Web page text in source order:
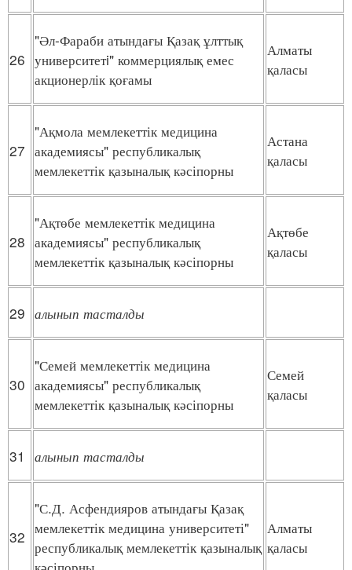
26
"Әл-Фараби атындағы Қазақ ұлттық
университетi" коммерциялық емес
акционерлік қоғамы
Алматы
қаласы
27
"Ақмола мемлекеттік медицина
академиясы" республикалық
мемлекеттік қазыналық кәсіпорны
Астана
қаласы
28
"Ақтөбе мемлекеттік медицина
академиясы" республикалық
мемлекеттік қазыналық кәсіпорны
Ақтөбе
қаласы
29 алынып тасталды
30
"Семей мемлекеттік медицина
академиясы" республикалық
мемлекеттік қазыналық кәсіпорны
Семей
қаласы
31 алынып тасталды
32
"С.Д. Асфендияров атындағы Қазақ
мемлекеттік медицина университеті"
республикалық мемлекеттік қазыналық
Алматы
қаласы